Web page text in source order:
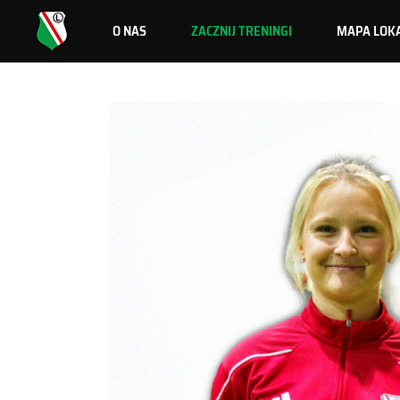
O NAS ZACZNIJ TRENINGI MAPA